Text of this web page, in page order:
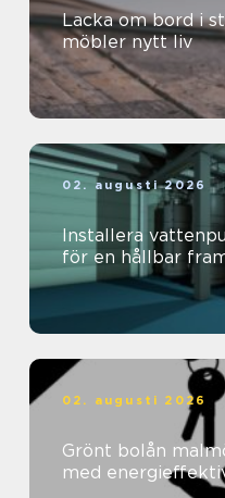
Lacka om bord i
möbler nytt liv
02. augusti 2026
Installera
för en hållbar
02. augusti 2026
Grönt bolån malmö sänk dina
med